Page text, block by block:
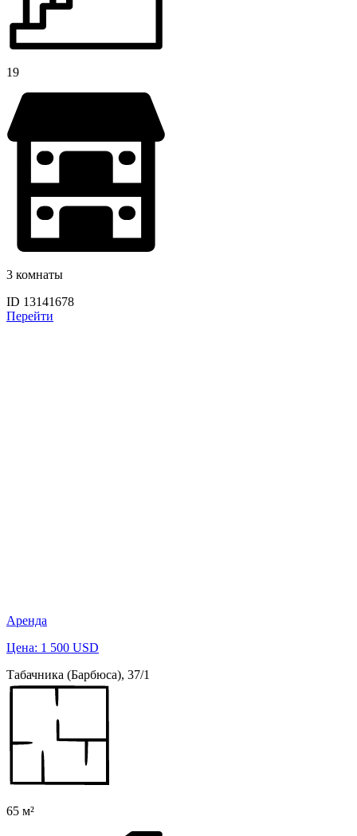
19
3 комнаты
ID 13141678
Перейти
Аренда
Цена: 1 500 USD
Табачника (Барбюса), 37/1
65 м²